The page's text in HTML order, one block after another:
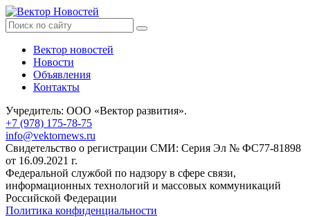
Вектор новостей
Новости
Объявления
Контакты
Учредитель: ООО «Вектор развития».
+7 (978) 175-78-75
info@vektornews.ru
Свидетельство о регистрации СМИ: Серия Эл № ФС77-81898
от 16.09.2021 г.
Федеральной службой по надзору в сфере связи,
информационных технологий и массовых коммуникаций
Российской Федерации
Политика конфиденциальности